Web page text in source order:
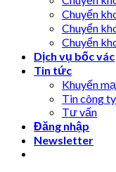
Chuyển
Chuyển
Chuyển
Dịch vụ bốc vác
Tin tức
Khuyến
Tin công ty
Tư vấn
Đăng nhập
Newsletter